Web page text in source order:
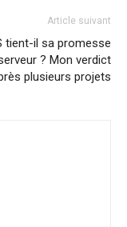
Article suivant
tient-il sa promesse
? Mon verdict
plusieurs projets